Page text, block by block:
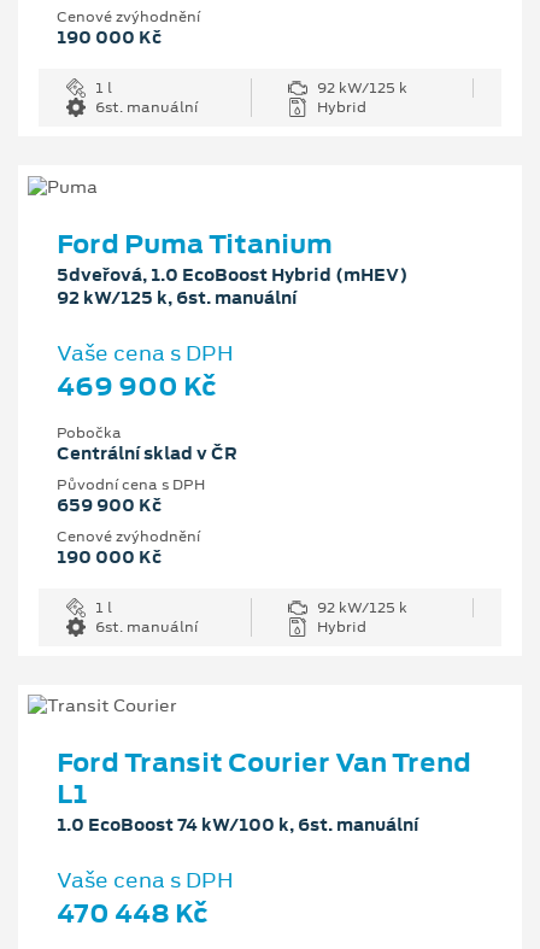
Cenové zvýhodnění
190 000 Kč
1 l
92 kW/125 k
6st. manuální
Hybrid
Ford Puma Titanium
5dveřová, 1.0 EcoBoost Hybrid (mHEV)
92 kW/125 k, 6st. manuální
Vaše cena s DPH
469 900 Kč
Pobočka
Centrální sklad v ČR
Původní cena s DPH
659 900 Kč
Cenové zvýhodnění
190 000 Kč
1 l
92 kW/125 k
6st. manuální
Hybrid
Ford Transit Courier Van Trend
L1
1.0 EcoBoost 74 kW/100 k, 6st. manuální
Vaše cena s DPH
470 448 Kč